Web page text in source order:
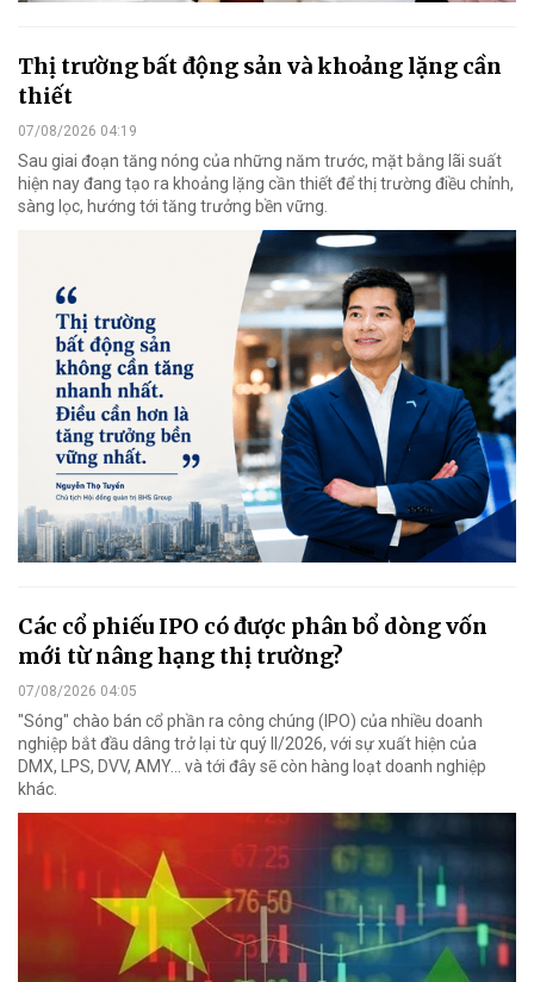
Thị trường bất động sản và khoảng lặng cần
thiết
07/08/2026 04:19
Sau giai đoạn tăng nóng của những năm trước, mặt bằng lãi suất
hiện nay đang tạo ra khoảng lặng cần thiết để thị trường điều chỉnh,
sàng lọc, hướng tới tăng trưởng bền vững.
Các cổ phiếu IPO có được phân bổ dòng vốn
mới từ nâng hạng thị trường?
07/08/2026 04:05
"Sóng" chào bán cổ phần ra công chúng (IPO) của nhiều doanh
nghiệp bắt đầu dâng trở lại từ quý II/2026, với sự xuất hiện của
DMX, LPS, DVV, AMY... và tới đây sẽ còn hàng loạt doanh nghiệp
khác.